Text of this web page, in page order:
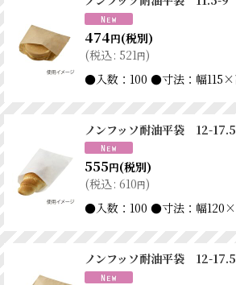
474円(税別)
(税込: 521 円)
●入数：100 ●寸法：幅115×
ノンフッソ耐油平袋 12-
555円(税別)
(税込: 610円)
●入数：100 ●寸法：幅120×
ノンフッソ耐油平袋 12-